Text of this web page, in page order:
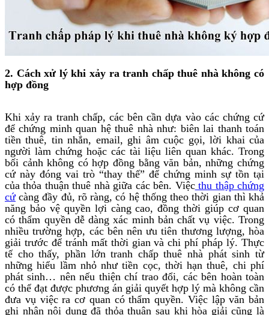
2. Cách xử lý khi xảy ra tranh chấp thuê nhà không có
hợp đồng
Khi xảy ra tranh chấp, các bên cần dựa vào các chứng cứ
để chứng minh quan hệ thuê nhà như: biên lai thanh toán
tiền thuê, tin nhắn, email, ghi âm cuộc gọi, lời khai của
người làm chứng hoặc các tài liệu liên quan khác. Trong
bối cảnh không có hợp đồng bằng văn bản, những chứng
cứ này đóng vai trò “thay thế” để chứng minh sự tồn tại
của thỏa thuận thuê nhà giữa các bên. Việcthu thập chứng
cứcàng đầy đủ, rõ ràng, có hệ thống theo thời gian thì khả
năng bảo vệ quyền lợi càng cao, đồng thời giúp cơ quan
có thẩm quyền dễ dàng xác minh bản chất vụ việc. Trong
nhiều trường hợp, các bên nên ưu tiên thương lượng, hòa
giải trước để tránh mất thời gian và chi phí pháp lý. Thực
tế cho thấy, phần lớn tranh chấp thuê nhà phát sinh từ
những hiểu lầm nhỏ như tiền cọc, thời hạn thuê, chi phí
phát sinh… nên nếu thiện chí trao đổi, các bên hoàn toàn
có thể đạt được phương án giải quyết hợp lý mà không cần
đưa vụ việc ra cơ quan có thẩm quyền. Việc lập văn bản
ghi nhận nội dung đã thỏa thuận sau khi hòa giải cũng là